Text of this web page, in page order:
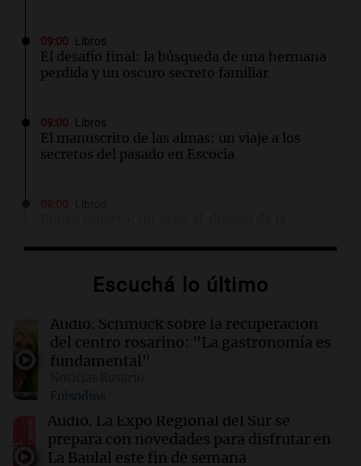
09:00 Libros
El desafío final: la búsqueda de una hermana
perdida y un oscuro secreto familiar
09:00 Libros
El manuscrito de las almas: un viaje a los
secretos del pasado en Escocia
Libros
tren real
08:56 Radioinforme 3 Rosario
de un puerto minero en Rosario
08:55 Visita del papa León XIV a Argentina
Escuchá lo último
Audio. Schmuck sobre la recuperación
del centro rosarino: "La gastronomía es
fundamental"
Episodios
Audio. La Expo Regional del Sur se
prepara con novedades para disfrutar en
La Baulal este fin de semana